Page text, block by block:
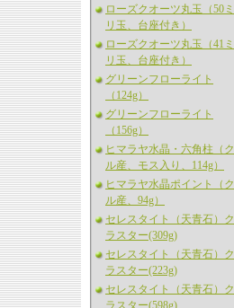
ローズクオーツ丸玉（50ミ
リ玉、台座付き）
ローズクオーツ丸玉（41ミ
リ玉、台座付き）
グリーンフローライト
（124g）
グリーンフローライト
（156g）
ヒマラヤ水晶・六角柱（ク
ル産、モス入り、114g）
ヒマラヤ水晶ポイント（ク
ル産、94g）
セレスタイト（天青石）ク
ラスター(309g)
セレスタイト（天青石）ク
ラスター(223g)
セレスタイト（天青石）ク
ラスター(598g)